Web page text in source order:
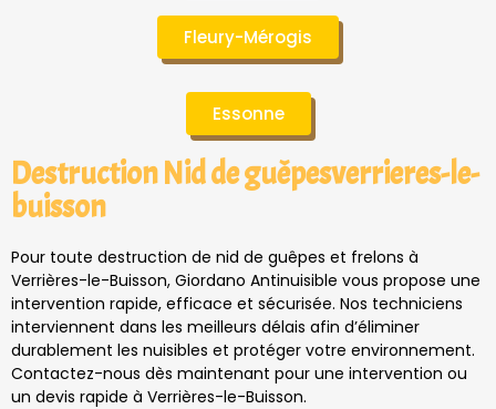
Fleury-Mérogis
Essonne
Destruction Nid de guêpesverrieres-le-
buisson
Pour toute destruction de nid de guêpes et frelons à
Verrières-le-Buisson, Giordano Antinuisible vous propose une
intervention rapide, efficace et sécurisée. Nos techniciens
interviennent dans les meilleurs délais afin d’éliminer
durablement les nuisibles et protéger votre environnement.
Contactez-nous dès maintenant pour une intervention ou
un devis rapide à Verrières-le-Buisson.